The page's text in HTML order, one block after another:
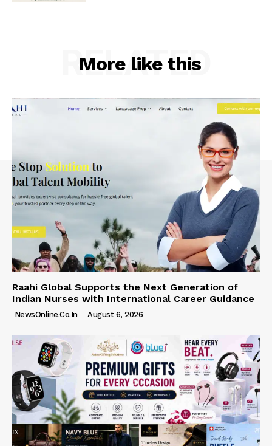
More like this
RELATED
Raahi Global Supports the Next Generation of
Indian Nurses with International Career Guidance
NewsOnline.co.in - August 6, 2026